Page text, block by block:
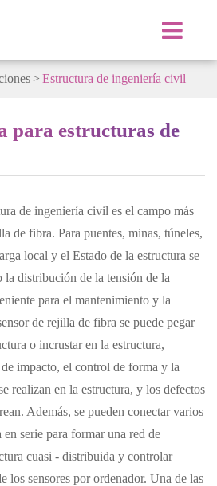
Estructura de ingeniería civil
para estructuras de
de ingeniería civil es el campo más
de fibra. Para puentes, minas, túneles,
local y el Estado de la estructura se
la distribución de la tensión de la
para el mantenimiento y la
de rejilla de fibra se puede pegar
o incrustar en la estructura,
impacto, el control de forma y la
realizan en la estructura, y los defectos
Además, se pueden conectar varios
serie para formar una red de
cuasi - distribuida y controlar
los sensores por ordenador. Una de las